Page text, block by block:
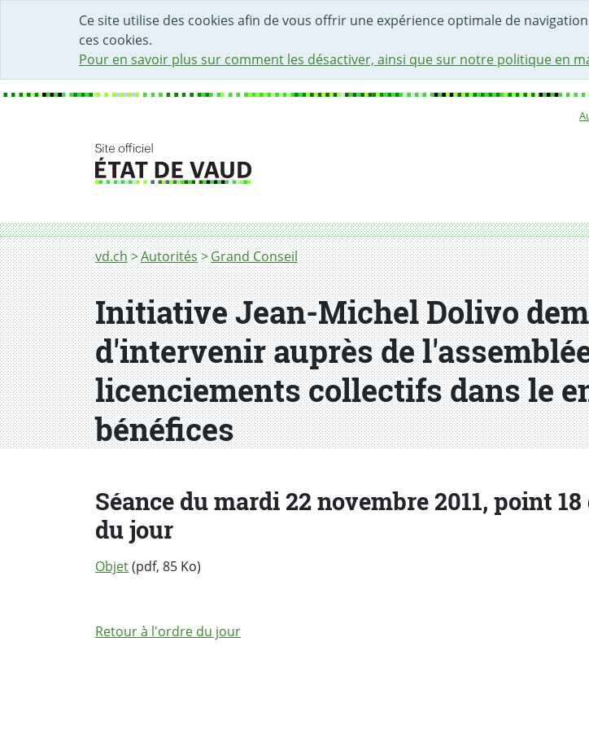
Ce site utilise des cookies afin de vous offrir une expérience optimale de
ces cookies.
Pour en savoir plus sur comment les désactiver, ainsi que sur notre politique en
DÉBUT DU CONTENU DE LA PAGE
ACCÈS AU CHAMP DE RECHERCHE
PAGE D'ACCUEIL
FORMULAIRE DE CONTACT
Fil d'Ariane
vd.ch Autorités Grand Conseil
Initiative Jean-Michel Dolivo
d'intervenir auprès de
licenciements collectifs dans le
bénéfices
Séance du mardi 22 novembre 2011, point
du jour
Objet(pdf, 85 Ko)
Retour à l'ordre du jour